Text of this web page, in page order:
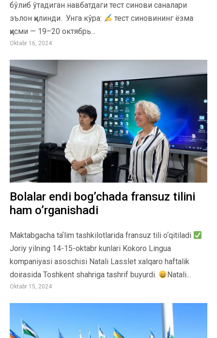
бўлиб ўтадиган навбатдаги тест синови саналари
эълон қилинди. Унга кўра:
тест синовининг ёзма
қисми — 19–20 октябрь...
Oktabr 16, 2024
Bolalar endi bog’chada fransuz tilini
ham o’rganishadi
Maktabgacha taʼlim tashkilotlarida fransuz tili o‘qitiladi
Joriy yilning 14-15-oktabr kunlari Kokoro Lingua
kompaniyasi asoschisi Natali Lasslet xalqaro haftalik
doirasida Toshkent shahriga tashrif buyurdi.
Natali...
Oktabr 15, 2024